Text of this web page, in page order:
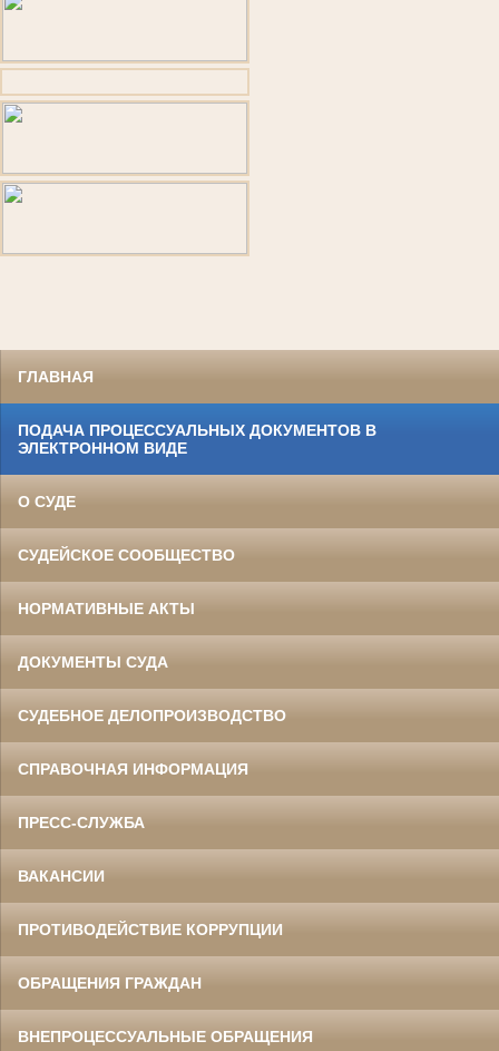
ГЛАВНАЯ
ПОДАЧА ПРОЦЕССУАЛЬНЫХ ДОКУМЕНТОВ В
ЭЛЕКТРОННОМ ВИДЕ
О СУДЕ
СУДЕЙСКОЕ СООБЩЕСТВО
НОРМАТИВНЫЕ АКТЫ
ДОКУМЕНТЫ СУДА
СУДЕБНОЕ ДЕЛОПРОИЗВОДСТВО
СПРАВОЧНАЯ ИНФОРМАЦИЯ
ПРЕСС-СЛУЖБА
ВАКАНСИИ
ПРОТИВОДЕЙСТВИЕ КОРРУПЦИИ
ОБРАЩЕНИЯ ГРАЖДАН
ВНЕПРОЦЕССУАЛЬНЫЕ ОБРАЩЕНИЯ